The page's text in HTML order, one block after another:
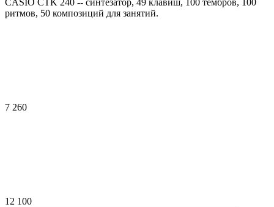
ритмов, 50 композиций для занятий.
7 260
12 100